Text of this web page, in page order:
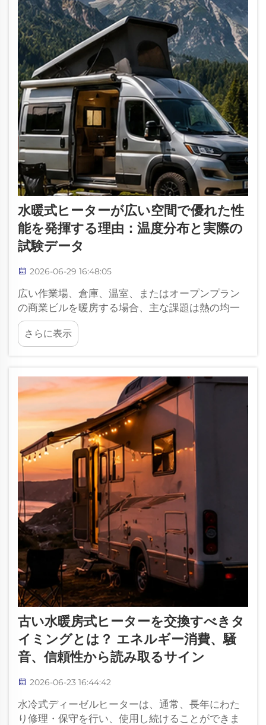
水暖式ヒーターが広い空間で優れた性
能を発揮する理由：温度分布と実際の
試験データ
2026-06-29 16:48:05
広い作業場、倉庫、温室、またはオープンプラン
の商業ビルを暖房する場合、主な課題は熱の均一
な分配です。ヒーターの出力が十分であっても、
温風が天井付近に滞留したり、特定のエリアだけ
が暖められたりすると、空間全体が均一に暖かく
さらに表示
古い水暖房式ヒーターを交換すべきタ
イミングとは？ エネルギー消費、騒
音、信頼性から読み取るサイン
2026-06-23 16:44:42
水冷式ディーゼルヒーターは、通常、長年にわた
り修理・保守を行い、使用し続けることができま